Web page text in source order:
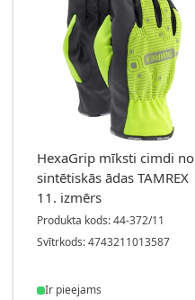
HexaGrip mīksti cimdi no
sintētiskās ādas TAMREX
11. izmērs
Produkta kods: 44-372/11
Svītrkods: 4743211013587
Ir pieejams